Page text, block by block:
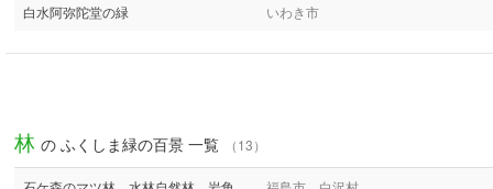
白水阿弥陀堂の緑 いわき市
林 の ふくしま緑の百景 一覧 （13）